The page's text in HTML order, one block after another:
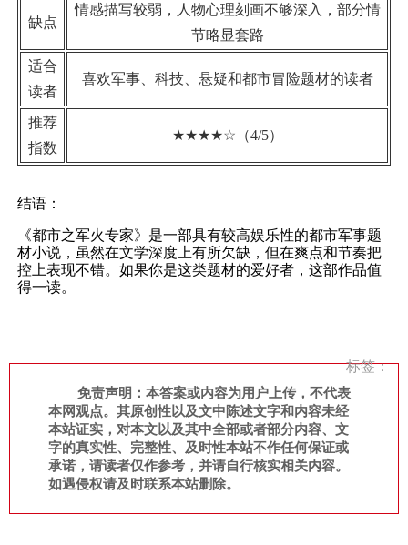
缺点
情感描写较弱，人物心理刻画不够深入，部分情
节略显套路
适合
读者
喜欢军事、科技、悬疑和都市冒险题材的读者
推荐
指数
★★★★☆（4/5）
结语：
《都市之军火专家》是一部具有较高娱乐性的都市军事题
材小说，虽然在文学深度上有所欠缺，但在爽点和节奏把
控上表现不错。如果你是这类题材的爱好者，这部作品值
得一读。
标签：
免责声明：本答案或内容为用户上传，不代表
本网观点。其原创性以及文中陈述文字和内容未经
本站证实，对本文以及其中全部或者部分内容、文
字的真实性、完整性、及时性本站不作任何保证或
承诺，请读者仅作参考，并请自行核实相关内容。
如遇侵权请及时联系本站删除。